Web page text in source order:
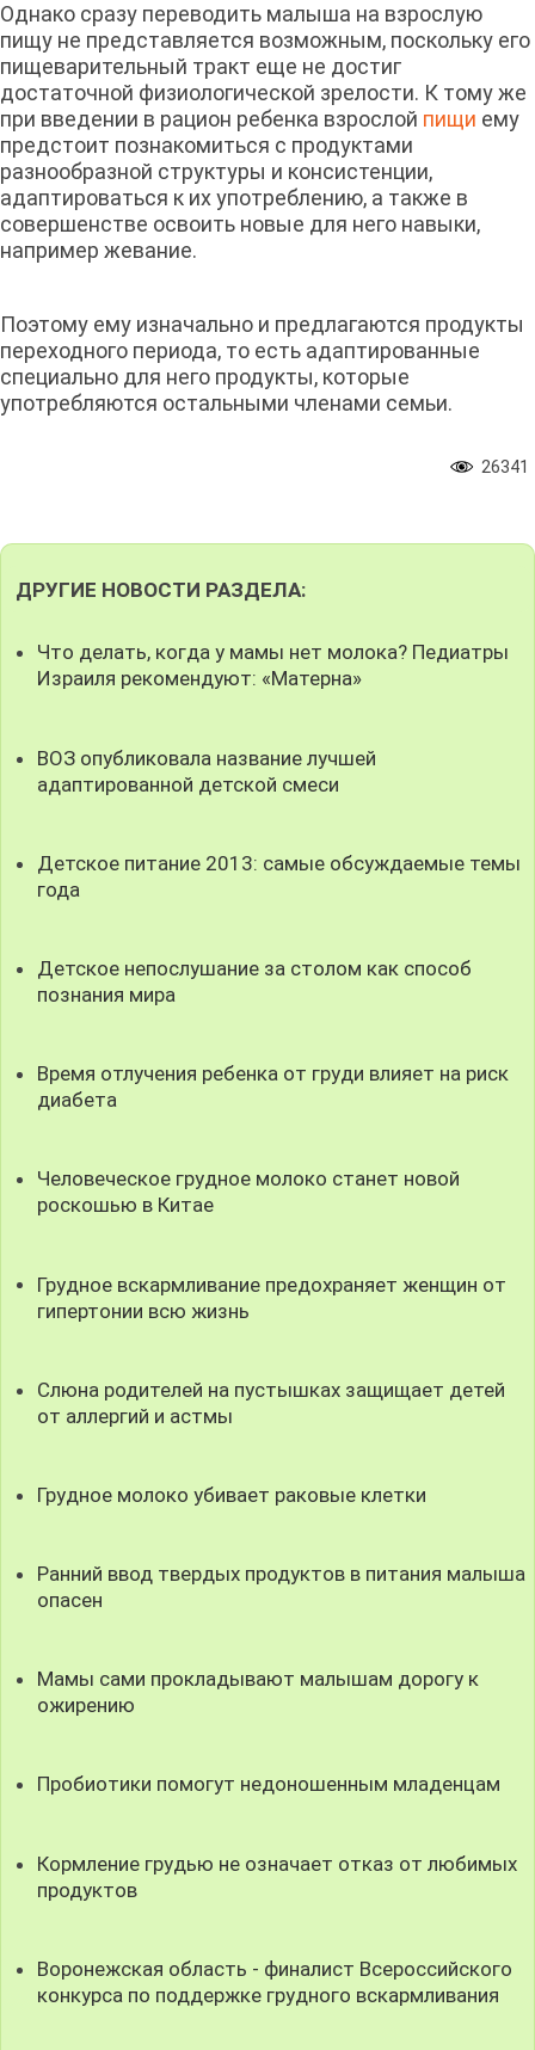
Однако сразу переводить малыша на взрослую
пищу не представляется возможным, поскольку его
пищеварительный тракт еще не достиг
достаточной физиологической зрелости. К тому же
при введении в рацион ребенка взрослой пищи ему
предстоит познакомиться с продуктами
разнообразной структуры и консистенции,
адаптироваться к их употреблению, а также в
совершенстве освоить новые для него навыки,
например жевание.
Поэтому ему изначально и предлагаются продукты
переходного периода, то есть адаптированные
специально для него продукты, которые
употребляются остальными членами семьи.
26341
ДРУГИЕ НОВОСТИ РАЗДЕЛА:
Что делать, когда у мамы нет молока? Педиатры
Израиля рекомендуют: «Матерна»
ВОЗ опубликовала название лучшей
адаптированной детской смеси
Детское питание 2013: самые обсуждаемые темы
года
Детское непослушание за столом как способ
познания мира
Время отлучения ребенка от груди влияет на риск
диабета
Человеческое грудное молоко станет новой
роскошью в Китае
Грудное вскармливание предохраняет женщин от
гипертонии всю жизнь
Слюна родителей на пустышках защищает детей
от аллергий и астмы
Грудное молоко убивает раковые клетки
Ранний ввод твердых продуктов в питания малыша
опасен
Мамы сами прокладывают малышам дорогу к
ожирению
Пробиотики помогут недоношенным младенцам
Кормление грудью не означает отказ от любимых
продуктов
Воронежская область - финалист Всероссийского
конкурса по поддержке грудного вскармливания